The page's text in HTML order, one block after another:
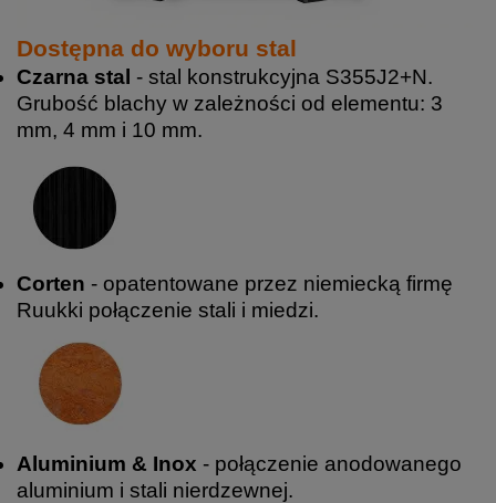
Dostępna do wyboru stal
Czarna stal - stal konstrukcyjna S355J2+N.
Grubość blachy w zależności od elementu: 3
mm, 4 mm i 10 mm.
Corten - opatentowane przez niemiecką firmę
Ruukki połączenie stali i miedzi.
Aluminium & Inox - połączenie anodowanego
aluminium i stali nierdzewnej.